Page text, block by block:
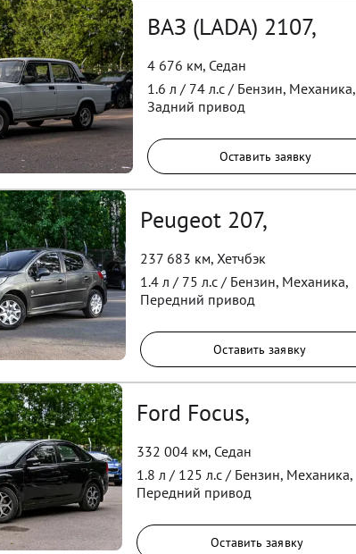
ВАЗ (LADA) 2107,
4 676 км, Седан
1.6 л / 74 л.с / Бензин, Механика,
Задний привод
Оставить заявку
Peugeot 207,
237 683 км, Хетчбэк
1.4л / 75 л.с / Бензин, Механика,
Передний привод
Оставить заявку
Ford Focus,
332 004 км, Седан
1.8 л / 125 л.с / Бензин, Механика,
Передний привод
Оставить заявку